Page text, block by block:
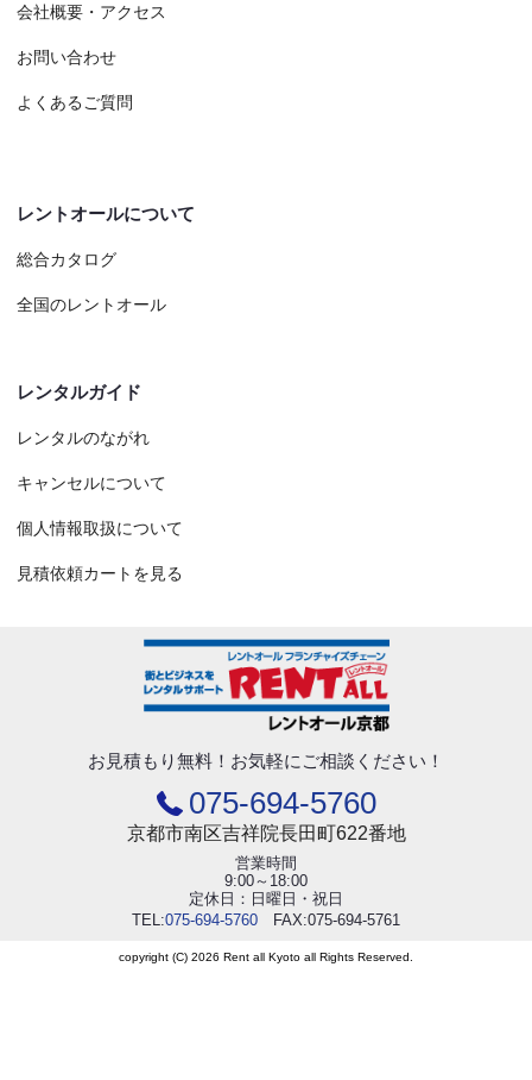
会社概要・アクセス
お問い合わせ
よくあるご質問
レントオールについて
総合カタログ
全国のレントオール
レンタルガイド
レンタルのながれ
キャンセルについて
個人情報取扱について
見積依頼カートを見る
お見積もり無料！ お気軽にご相談ください！
075-694-5760
京都市南区吉祥院長田町622番地
営業時間
9:00～18:00
定休日：日曜日・祝日
TEL:075-694-5760 FAX:075-694-5761
copyright (C) 2026 Rent all Kyoto all Rights Reserved.